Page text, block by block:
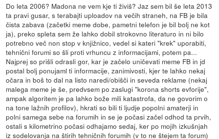
Do leta 2006? Madona ne vem kje ti živiš? Jaz sem bil še leta 2013
ta pravi gusar, s terabajti uploadov na večih straneh, na FB je bila
čista zabava (začetki meme dobe, pametni telefon je bil bolj ne kot
ja), preko spleta sem že lahko dobil strokovno literaturo in ni bilo
potrebno več non stop v knjižnico, vedel si kateri "krek" uporabiti,
tehnični forumi so šli proti vrhuncu z informacijami, potem pa...
Najprej so prišli odrasli gor, kar je začelo uničevati meme FB in jd
postal bolj ponujaml ti informacije, zanimivosti, kjer te lahko nekaj
očara in boš to dal na listo naredi/obišči in seveda reklame (nekaj
malega meme je še, predvsem po zaslugi "korona shorts evforije",
ampak algoritem je pa lahko bože mili katastrofa, da ne govorim o
na tone lažnih profilov), hkrati so bili ti ljudje popolni amaterji in
polni samega sebe na forumih in se je počasi začel odhod ta prvih,
ostali s kilometrino počasi odhajamo sedaj, ker po mojih izkušnjah
iz sodelovanja na štirih tehničnih forumih (v to ne štejem ta forum)